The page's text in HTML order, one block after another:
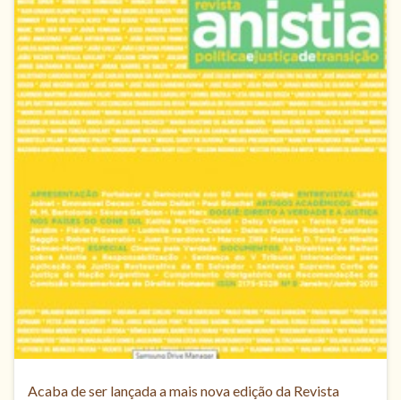
Acaba de ser lançada a mais nova edição da Revista